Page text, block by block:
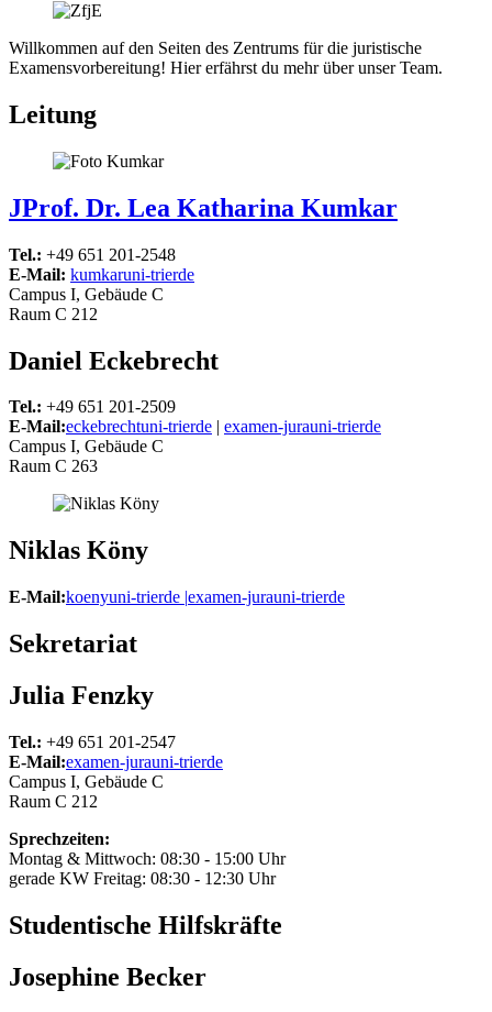
Willkommen auf den Seiten des Zentrums für die juristische
Examensvorbereitung! Hier erfährst du mehr über unser Team.
Leitung
JProf. Dr. Lea Katharina Kumkar
Tel.: +49 651 201-2548
E-Mail: kumkaruni-trierde
Campus I, Gebäude C
Raum C 212
Daniel Eckebrecht
Tel.: +49 651 201-2509
E-Mail:eckebrechtuni-trierde | examen-jurauni-trierde
Campus I, Gebäude C
Raum C 263
Niklas Köny
E-Mail:koenyuni-trierde |examen-jurauni-trierde
Sekretariat
Julia Fenzky
Tel.: +49 651 201-2547
E-Mail:examen-jurauni-trierde
Campus I, Gebäude C
Raum C 212
Sprechzeiten:
Montag & Mittwoch: 08:30 - 15:00 Uhr
gerade KW Freitag: 08:30 - 12:30 Uhr
Studentische Hilfskräfte
Josephine Becker